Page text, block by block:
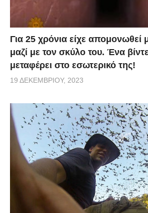
Για 25 χρόνια είχε
μαζί με τον σκύλο του. Ένα
μεταφέρει στο εσωτερικό της!
19 ΔΕΚΕΜΒΡΊΟΥ, 2023